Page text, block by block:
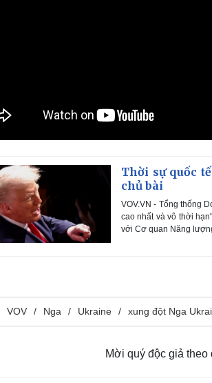
Thời sự quốc
chủ bài
VOV.VN - Tổng thống
cao nhất và vô thời
với Cơ quan Năng
VOV Nga Ukraine xung đột Nga
Mời quý độc giả theo